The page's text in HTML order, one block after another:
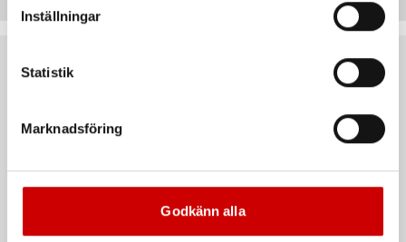
Inställningar
Statistik
Marknadsföring
Godkänn alla
Rekommenderat baserat på vald produkt